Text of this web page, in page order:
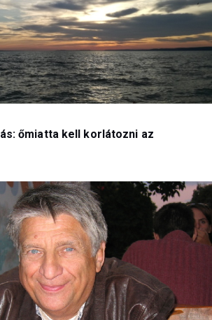
őmiatta kell korlátozni az